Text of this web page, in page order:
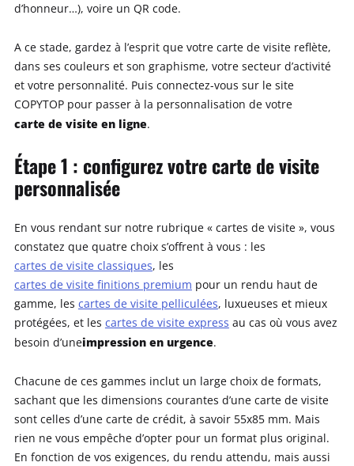
d’honneur…), voire un QR code.
A ce stade, gardez à l’esprit que votre carte de visite reflète,
dans ses couleurs et son graphisme, votre secteur d’activité
et votre personnalité. Puis connectez-vous sur le site
COPYTOP pour passer à la personnalisation de votre
carte de visite en ligne.
Étape 1 : configurez votre carte de visite
personnalisée
En vous rendant sur notre rubrique « cartes de visite », vous
constatez que quatre choix s’offrent à vous : les
cartes de visite classiques, les
cartes de visite finitions premium pour un rendu haut de
gamme, les cartes de visite pelliculées, luxueuses et mieux
protégées, et les cartes de visite express au cas où vous avez
besoin d’uneimpression en urgence.
Chacune de ces gammes inclut un large choix de formats,
sachant que les dimensions courantes d’une carte de visite
sont celles d’une carte de crédit, à savoir 55x85 mm. Mais
rien ne vous empêche d’opter pour un format plus original.
En fonction de vos exigences, du rendu attendu, mais aussi